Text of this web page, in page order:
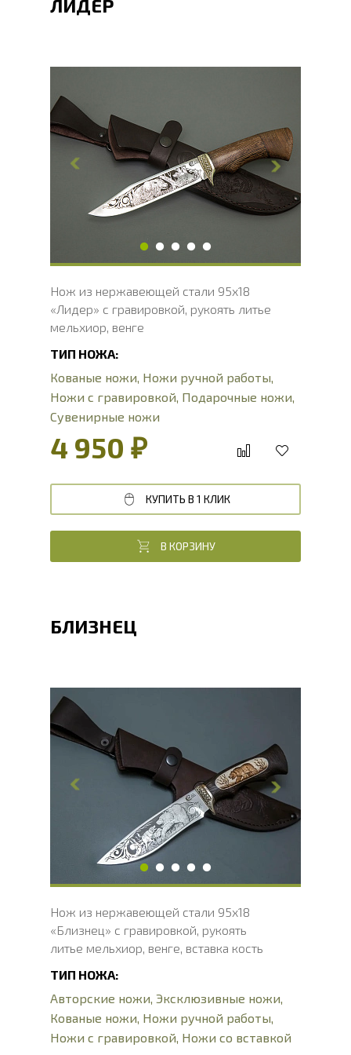
ЛИДЕР
Общая длина, мм
Длина клинка, мм
149.5
Ширина клинка, мм
29.3
Толщина обуха, мм
2.3
Ширина рукояти, мм
30.7
Длина рукояти, мм
124
Толщина рукояти, мм
23.8
Твердость клинка, HRC
56 - 58 HRC
Нож из нержавеющей стали 95х18
«Лидер» с гравировкой, рукоять литье
мельхиор, венге
ТИП НОЖА:
Кованые ножи, Ножи ручной работы,
Ножи с гравировкой, Подарочные ножи,
Сувенирные ножи
4 950 ₽
КУПИТЬ В 1 КЛИК
В КОРЗИНУ
БЛИЗНЕЦ
Общая длина, мм
Длина клинка, мм
145.7
Ширина клинка, мм
36
Толщина обуха, мм
2.4
Ширина рукояти, мм
30
120
Толщина рукояти, мм
22.7
Твердость клинка, HRC
Нож из нержавеющей стали 95х18
«Близнец» с гравировкой, рукоять
литье мельхиор, венге, вставка кость
ТИП НОЖА:
Авторские ножи, Эксклюзивные ножи,
Кованые ножи, Ножи ручной работы,
Ножи с гравировкой, Ножи со вставкой